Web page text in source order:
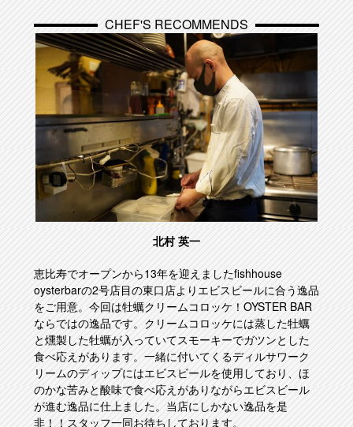
CHEF'S RECOMMENDS
北村 英一
恵比寿でオープンから13年を迎えましたfishhouse
oysterbarの2号店目の東口店よりエビスビールに合う逸品
をご用意。今回は牡蠣クリームコロッケ！OYSTER BAR
ならではの逸品です。クリームコロッケには蒸した牡蠣
と燻製した牡蠣が入っていてスモーキーでガツンとした
食べ応えがあります。一緒に付いてくるディルサワーク
リームのディップにはエビスビールを使用しており、ほ
のかな苦みと酸味で食べ応えがありながらエビスビール
が進む逸品に仕上ました。当店にしかない逸品を是
非！！スタッフ一同お待ちしております。